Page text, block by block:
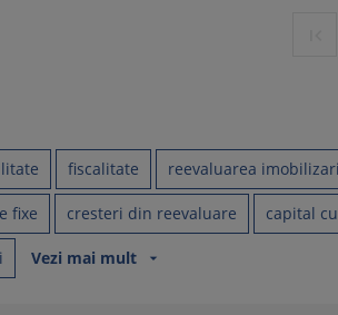
fiscalitate reevaluarea
fixe cresteri din reevaluare capital
Vezi mai mult arrow_drop_down